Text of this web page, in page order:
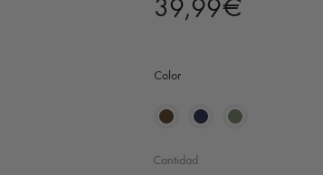
39,99€
Color
Cantidad